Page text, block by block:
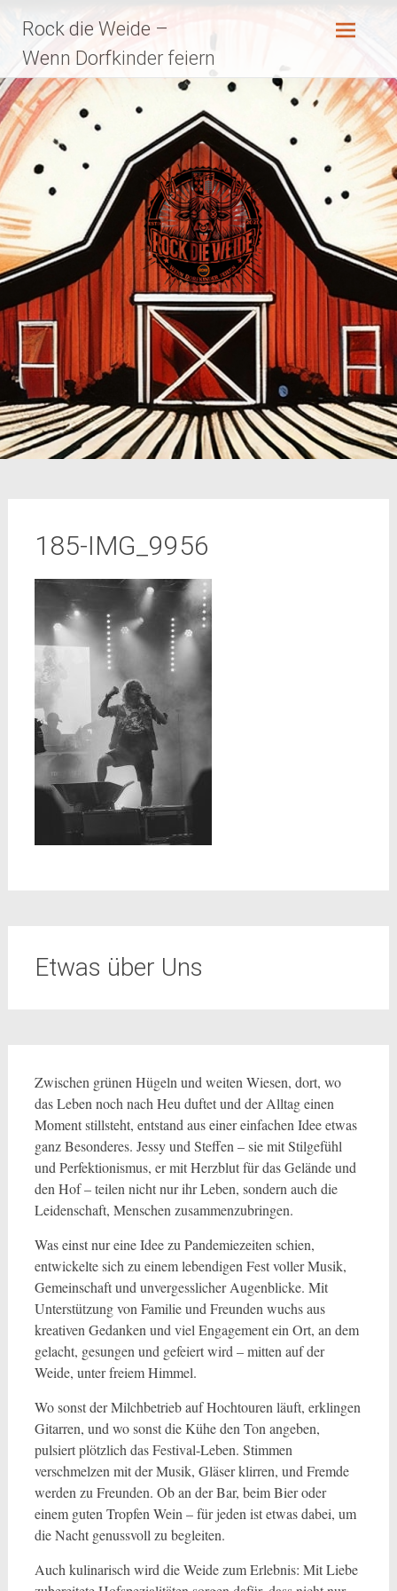
Inhalt
springen
Rock die Weide –
Wenn Dorfkinder feiern
185-IMG_9956
Etwas über Uns
Zwischen grünen Hügeln und weiten Wiesen, dort, wo
das Leben noch nach Heu duftet und der Alltag einen
Moment stillsteht, entstand aus einer einfachen Idee etwas
ganz Besonderes. Jessy und Steffen – sie mit Stilgefühl
und Perfektionismus, er mit Herzblut für das Gelände und
den Hof – teilen nicht nur ihr Leben, sondern auch die
Leidenschaft, Menschen zusammenzubringen.
Was einst nur eine Idee zu Pandemiezeiten schien,
entwickelte sich zu einem lebendigen Fest voller Musik,
Gemeinschaft und unvergesslicher Augenblicke. Mit
Unterstützung von Familie und Freunden wuchs aus
kreativen Gedanken und viel Engagement ein Ort, an dem
gelacht, gesungen und gefeiert wird – mitten auf der
Weide, unter freiem Himmel.
Wo sonst der Milchbetrieb auf Hochtouren läuft, erklingen
Gitarren, und wo sonst die Kühe den Ton angeben,
pulsiert plötzlich das Festival-Leben. Stimmen
verschmelzen mit der Musik, Gläser klirren, und Fremde
werden zu Freunden. Ob an der Bar, beim Bier oder
einem guten Tropfen Wein – für jeden ist etwas dabei, um
die Nacht genussvoll zu begleiten.
Auch kulinarisch wird die Weide zum Erlebnis: Mit Liebe